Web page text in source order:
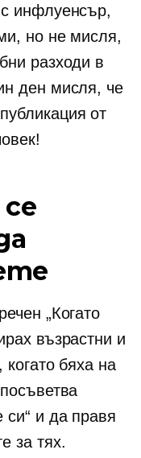
инфлуенсър,
но не мисля,
разходи в
ден мисля, че
от
„Когато
възрастни и
когато бяха на
си“ и да правя
за тях.